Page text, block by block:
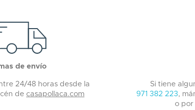
de envío
24/48 horas desde la
de casapollaca.com
Si tiene
971 382 223,
o por